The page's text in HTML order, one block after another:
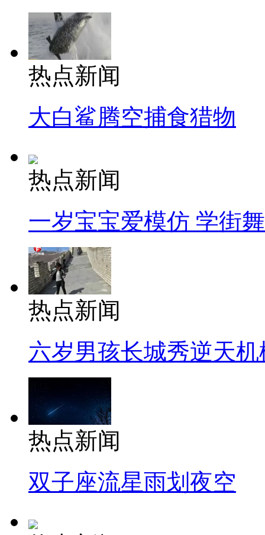
热点新闻
大白鲨腾空捕食猎物
热点新闻
一岁宝宝爱模仿 学街
热点新闻
六岁男孩长城秀逆天机
热点新闻
双子座流星雨划夜空